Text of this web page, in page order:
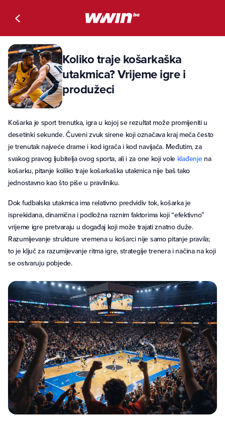
Koliko traje košarkaška
utakmica? Vrijeme igre i
produžeci
Košarka je sport trenutka, igra u kojoj se rezultat može promijeniti u
desetinki sekunde. Čuveni zvuk sirene koji označava kraj meča često
je trenutak najveće drame i kod igrača i kod navijača. Međutim, za
svakog pravog ljubitelja ovog sporta, ali i za one koji vole klađenjena
košarku, pitanje koliko traje košarkaška utakmica nije baš tako
jednostavno kao što piše u pravilniku.
Dok fudbalska utakmica ima relativno predvidiv tok, košarka je
isprekidana, dinamična i podložna raznim faktorima koji “efektivno”
vrijeme igre pretvaraju u događaj koji može trajati znatno duže.
Razumijevanje strukture vremena u košarci nije samo pitanje pravila;
to je ključ za razumijevanje ritma igre, strategije trenera i načina na koji
se ostvaruju pobjede.